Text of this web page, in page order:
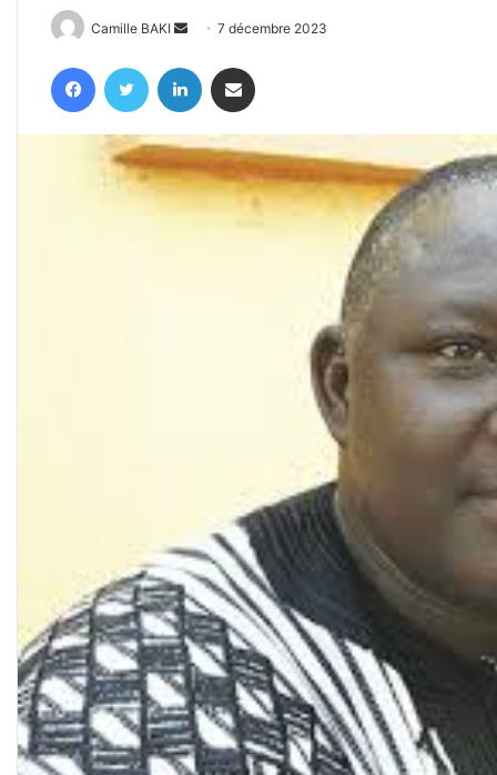
Camille BAKI
Envoyer
courriel
7 décembre 2023
FacebookTwitter Linkedin